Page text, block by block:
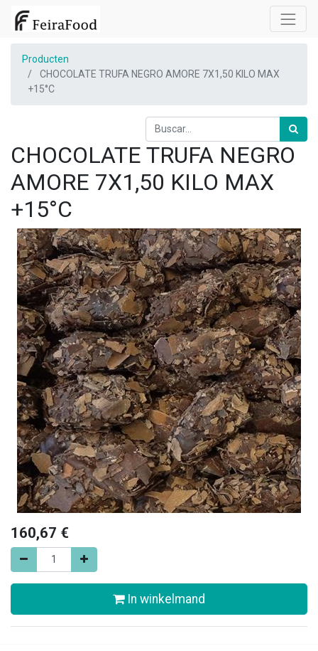
Producten
CHOCOLATE TRUFA NEGRO AMORE 7X1,50 KILO MAX
+15°C
CHOCOLATE TRUFA NEGRO
AMORE 7X1,50 KILO MAX
+15°C
160,67 €
In winkelmand